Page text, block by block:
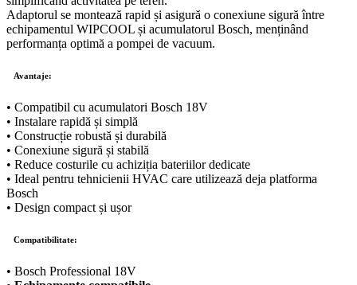
Adaptorul se montează rapid și asigură o conexiune sigură între
echipamentul WIPCOOL și acumulatorul Bosch, menținând
performanța optimă a pompei de vacuum.
Avantaje:
• Compatibil cu acumulatori Bosch 18V
• Instalare rapidă și simplă
• Construcție robustă și durabilă
• Conexiune sigură și stabilă
• Reduce costurile cu achiziția bateriilor dedicate
• Ideal pentru tehnicienii HVAC care utilizează deja platforma
Bosch
• Design compact și ușor
Compatibilitate:
• Bosch Professional 18V